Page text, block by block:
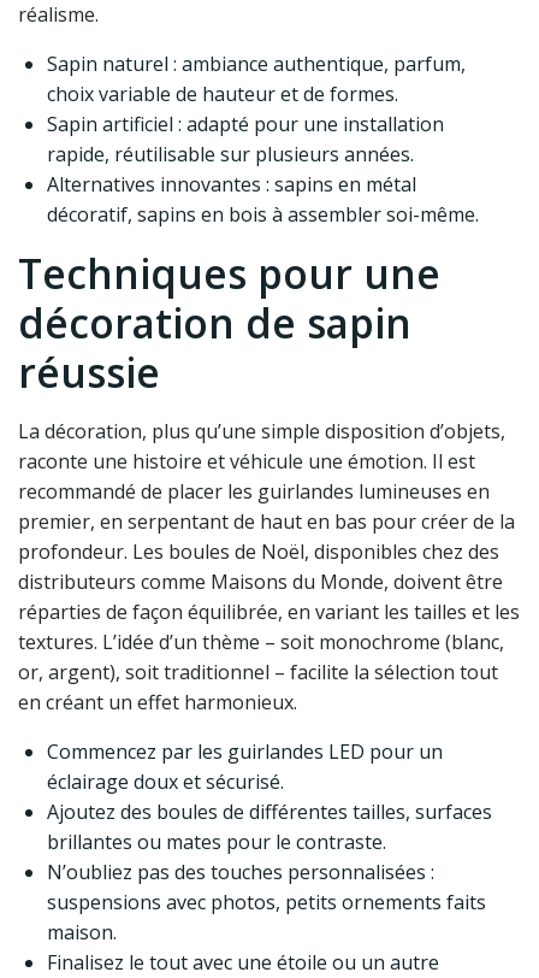
réalisme.
Sapin naturel : ambiance authentique, parfum,
choix variable de hauteur et de formes.
Sapin artificiel : adapté pour une installation
rapide, réutilisable sur plusieurs années.
Alternatives innovantes : sapins en métal
décoratif, sapins en bois à assembler soi-même.
Techniques pour une
décoration de sapin
réussie
La décoration, plus qu’une simple disposition d’objets,
raconte une histoire et véhicule une émotion. Il est
recommandé de placer les guirlandes lumineuses en
premier, en serpentant de haut en bas pour créer de la
profondeur. Les boules de Noël, disponibles chez des
distributeurs comme Maisons du Monde, doivent être
réparties de façon équilibrée, en variant les tailles et les
textures. L’idée d’un thème – soit monochrome (blanc,
or, argent), soit traditionnel – facilite la sélection tout
en créant un effet harmonieux.
Commencez par les guirlandes LED pour un
éclairage doux et sécurisé.
Ajoutez des boules de différentes tailles, surfaces
brillantes ou mates pour le contraste.
N’oubliez pas des touches personnalisées :
suspensions avec photos, petits ornements faits
maison.
Finalisez le tout avec une étoile ou un autre